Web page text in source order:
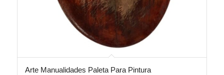
Arte Manualidades Paleta Para Pintura